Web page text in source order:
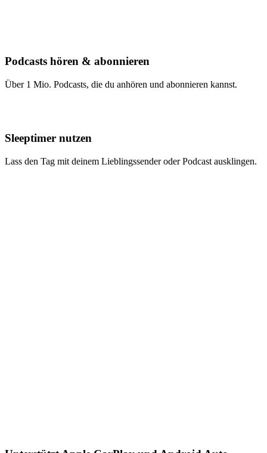
Podcasts hören & abonnieren
Über 1 Mio. Podcasts, die du anhören und abonnieren kannst.
Sleeptimer nutzen
Lass den Tag mit deinem Lieblingssender oder Podcast ausklingen.